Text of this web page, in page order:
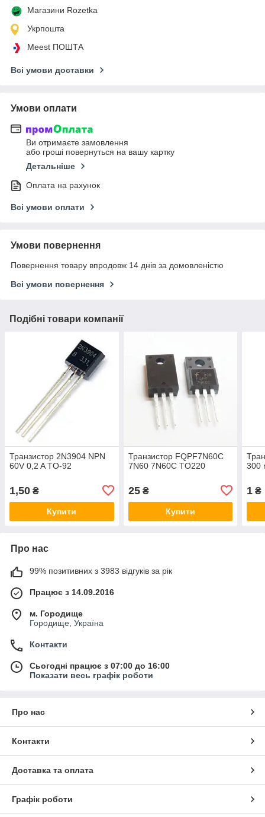
Магазини Rozetka
Укрпошта
Meest ПОШТА
Всі умови доставки
Умови оплати
Ви отримаєте замовлення
або гроші повернуться на вашу картку
Детальніше
Оплата на рахунок
Всі умови оплати
Умови повернення
Повернення товару впродовж 14 днів за домовленістю
Всі умови повернення
Подібні товари компанії
Транзистор 2N3904 NPN
60V 0,2 A TO-92
1,50 ₴
Купити
Транзистор FQPF7N60C
7N60 7N60C TO220
25₴
Купити
300
1 ₴
Про нас
99% позитивних з 3983 відгуків за рік
Працює з 14.09.2016
м. Городище
Городище, Україна
Контакти
Сьогодні працює з 07:00 до 16:00
Показати весь графік роботи
Про нас
Контакти
Доставка та оплата
Графік роботи